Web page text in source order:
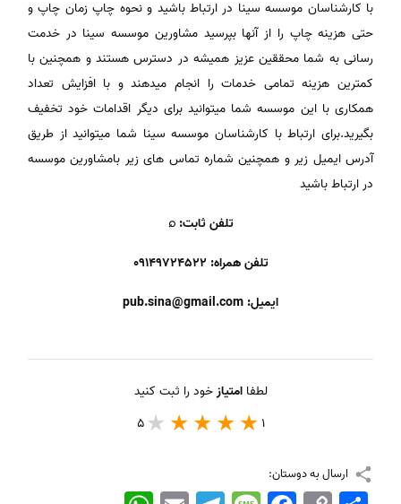
با کارشناسان موسسه سینا در ارتباط باشید و نحوه چاپ زمان چاپ و
حتی هزینه چاپ را از آنها بپرسید مشاورین موسسه سینا در خدمت
رسانی به شما محققین عزیز همیشه در دسترس هستند و همچنین با
کمترین هزینه تمامی خدمات را انجام میدهند و با افزایش تعداد
همکاری با این موسسه شما میتوانید برای دیگر اقدامات خود تخفیف
بگیرید.برای ارتباط با کارشناسان موسسه سینا شما میتوانید از طریق
آدرس ایمیل زیر و همچنین شماره تماس های زیر بامشاورین موسسه
در ارتباط باشید
تلفن ثابت: ⌕
تلفن همراه: 09149724522
ایمیل: pub.sina@gmail.com
لطفاامتیازخود را ثبت کنید
1
5
ارسال به دوستان:
WhatsApp EmailTelegramMessageFacebook Copy اشتراک